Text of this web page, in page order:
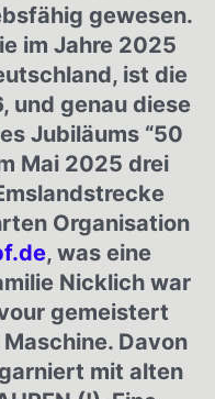
gewesen.
im Jahre 2025
ist die
und genau diese
Jubiläums “50
Mai 2025 drei
Organisation
, was eine
Nicklich war
gemeistert
Davon
mit alten